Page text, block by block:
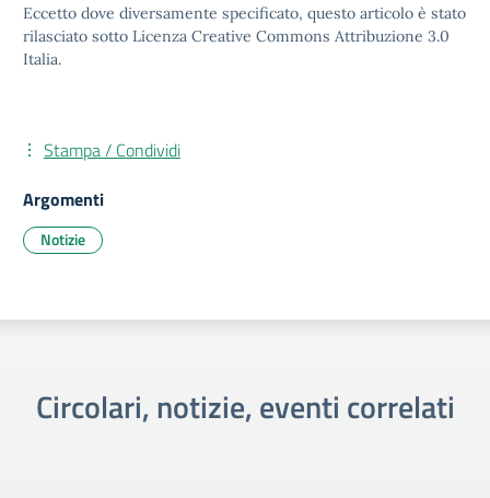
Eccetto dove diversamente specificato, questo articolo è stato
rilasciato sotto Licenza Creative Commons Attribuzione 3.0
Italia.
Stampa / Condividi
Argomenti
Notizie
Circolari, notizie, eventi correlati